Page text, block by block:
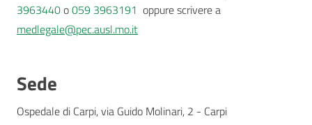
3963440o059 3963191 oppure scrivere a
medlegale@pec.ausl.mo.it
Sede
Ospedale di Carpi, via Guido Molinari, 2 - Carpi